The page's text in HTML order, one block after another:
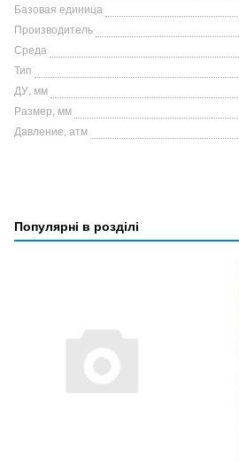
Базовая единица
Производитель
Среда
Тип
ДУ, мм
Размер, мм
Давление, атм
Популярні в розділі